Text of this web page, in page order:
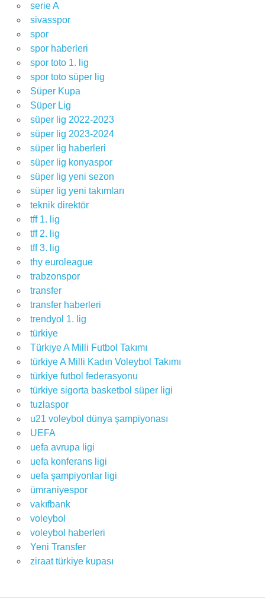
serie A
sivasspor
spor
spor haberleri
spor toto 1. lig
spor toto süper lig
Süper Kupa
Süper Lig
süper lig 2022-2023
süper lig 2023-2024
süper lig haberleri
süper lig konyaspor
süper lig yeni sezon
süper lig yeni takımları
teknik direktör
tff 1. lig
tff 2. lig
tff 3. lig
thy euroleague
trabzonspor
transfer
transfer haberleri
trendyol 1. lig
türkiye
Türkiye A Milli Futbol Takımı
türkiye A Milli Kadın Voleybol Takımı
türkiye futbol federasyonu
türkiye sigorta basketbol süper ligi
tuzlaspor
u21 voleybol dünya şampiyonası
UEFA
uefa avrupa ligi
uefa konferans ligi
uefa şampiyonlar ligi
ümraniyespor
vakıfbank
voleybol
voleybol haberleri
Yeni Transfer
ziraat türkiye kupası